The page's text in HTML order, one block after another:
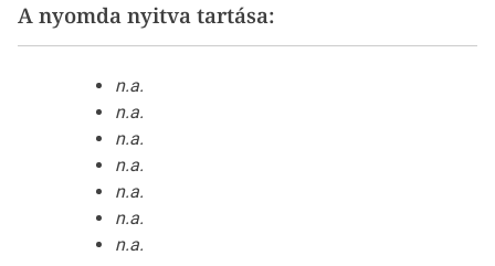
A nyomda nyitva tartása:
n.a.
n.a.
n.a.
n.a.
n.a.
n.a.
n.a.